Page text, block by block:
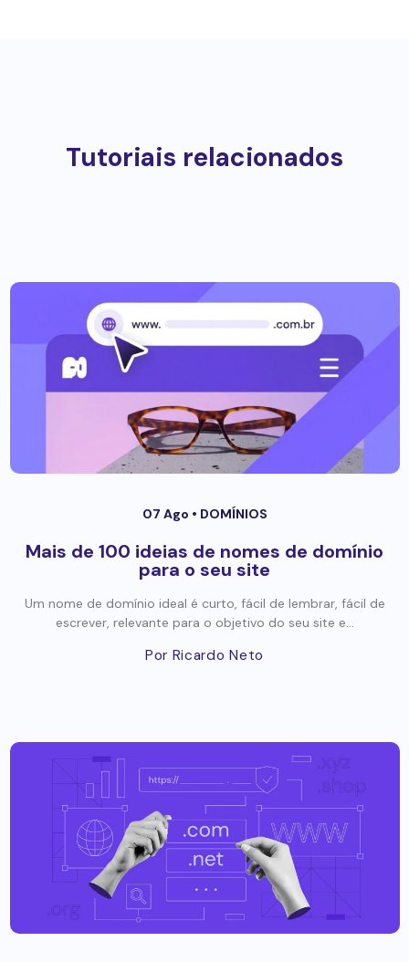
Tutoriais relacionados
07 Ago • DOMÍNIOS
Mais de 100 ideias de nomes de domínio
para o seu site
Um nome de domínio ideal é curto, fácil de lembrar, fácil de
escrever, relevante para o objetivo do seu site e...
Por Ricardo Neto